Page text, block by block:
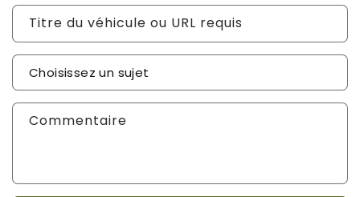
Titre du véhicule ou URL requis
Sujet de votre demande
Commentaire